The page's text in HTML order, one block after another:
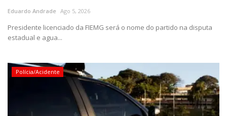
Eduardo Andrade Ago 5, 2026
Presidente licenciado da FIEMG será o nome do partido na disputa
estadual e agua...
Polícia/Acidente